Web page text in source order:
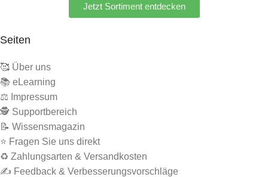
Jetzt Sortiment entdecken
Seiten
🥰 Über uns
📚 eLearning
⚖️ Impressum
🕵 Supportbereich
📝 Wissensmagazin
⭐ Fragen Sie uns direkt
♻️ Zahlungsarten & Versandkosten
✍️ Feedback & Verbesserungsvorschläge